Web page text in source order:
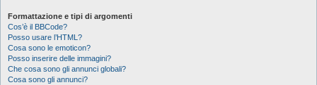
Formattazione e tipi di argomenti
Cos’è il BBCode?
Posso usare l’HTML?
Cosa sono le emoticon?
Posso inserire delle immagini?
Che cosa sono gli annunci globali?
Cosa sono gli annunci?